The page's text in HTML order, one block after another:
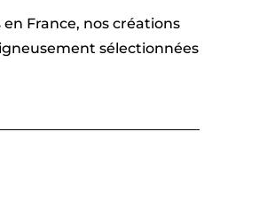
France, nos créations
sélectionnées